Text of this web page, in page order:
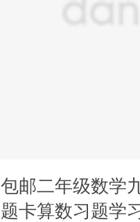
包邮二年级数学
题卡算数习题学